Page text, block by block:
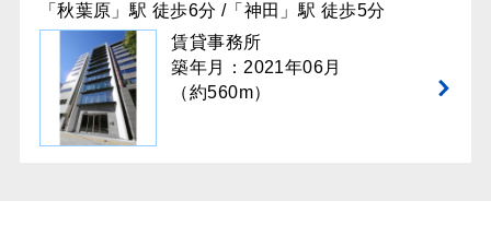
「秋葉原」駅 徒歩6分 /「神田」駅 徒歩5分
賃貸事務所
築年月：2021年06月
（約560m）